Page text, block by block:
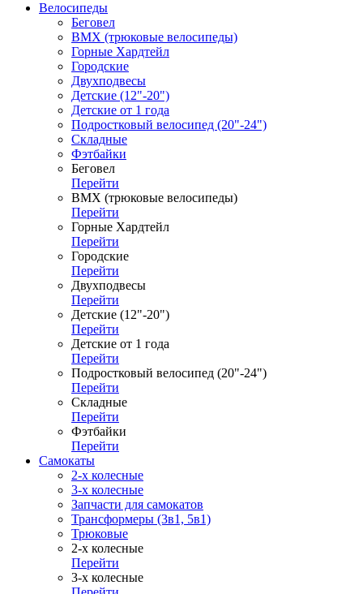
Велосипеды
Беговел
ВМХ (трюковые велосипеды)
Горные Хардтейл
Городские
Двухподвесы
Детские (12"-20")
Детские от 1 года
Подростковый велосипед (20"-24")
Складные
Фэтбайки
Беговел
Перейти
ВМХ (трюковые велосипеды)
Перейти
Горные Хардтейл
Перейти
Городские
Перейти
Двухподвесы
Перейти
Детские (12"-20")
Перейти
Детские от 1 года
Перейти
Подростковый велосипед (20"-24")
Перейти
Складные
Перейти
Фэтбайки
Перейти
Самокаты
2-х колесные
3-х колесные
Запчасти для самокатов
Трансформеры (3в1, 5в1)
Трюковые
2-х колесные
Перейти
3-х колесные